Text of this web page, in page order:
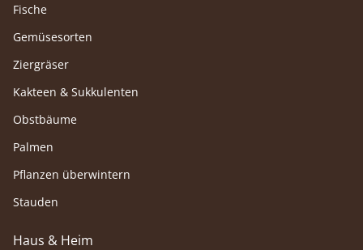
Fische
Gemüsesorten
Ziergräser
Kakteen & Sukkulenten
Obstbäume
Palmen
Pflanzen überwintern
Stauden
Haus & Heim